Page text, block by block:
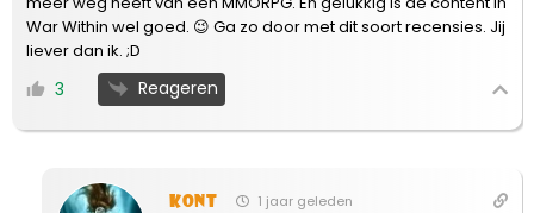
War Within wel goed. 😉 Ga zo door met dit soort recensies. Jij
liever dan ik. ;D
3 Reageren
Kont 1 jaar geleden